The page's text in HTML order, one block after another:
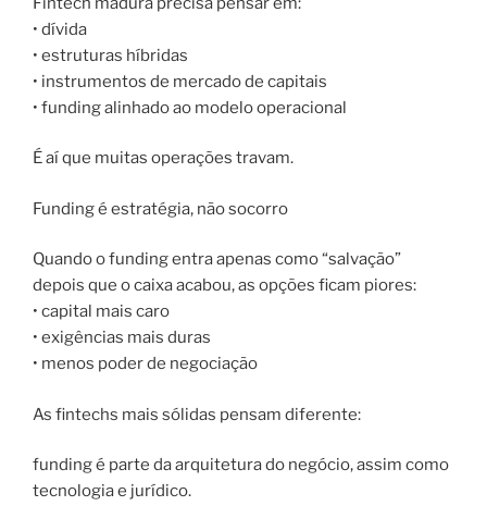
• dívida
• estruturas híbridas
• instrumentos de mercado de capitais
• funding alinhado ao modelo operacional
É aí que muitas operações travam.
Funding é estratégia, não socorro
Quando o funding entra apenas como “salvação”
depois que o caixa acabou, as opções ficam piores:
• capital mais caro
• exigências mais duras
• menos poder de negociação
As fintechs mais sólidas pensam diferente:
funding é parte da arquitetura do negócio, assim como
tecnologia e jurídico.